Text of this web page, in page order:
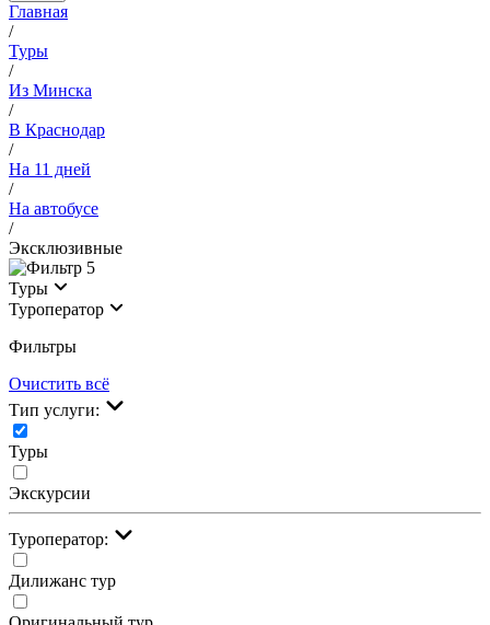
Главная
/
Туры
/
Из Минска
/
В Краснодар
/
На 11 дней
/
На автобусе
/
Эксклюзивные
5
Туры
Туроператор
Фильтры
Очистить всё
Тип услуги:
Туры
Экскурсии
Туроператор:
Дилижанс тур